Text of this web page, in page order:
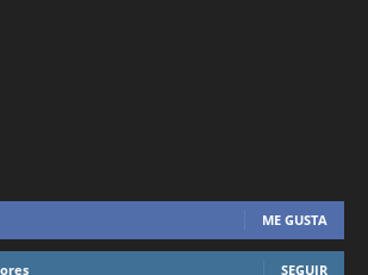
ME GUSTA
SEGUIR